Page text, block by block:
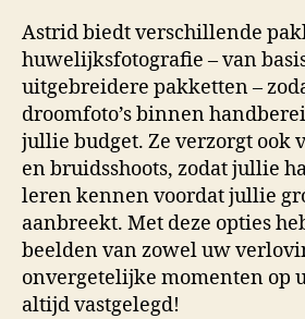
Astrid biedt verschillende
huwelijksfotografie – van
uitgebreidere pakketten –
droomfoto’s binnen
jullie budget. Ze verzorgt ook
en bruidsshoots, zodat jullie
leren kennen voordat jullie
aanbreekt. Met deze opties
beelden van zowel uw
onvergetelijke momenten op
altijd vastgelegd!